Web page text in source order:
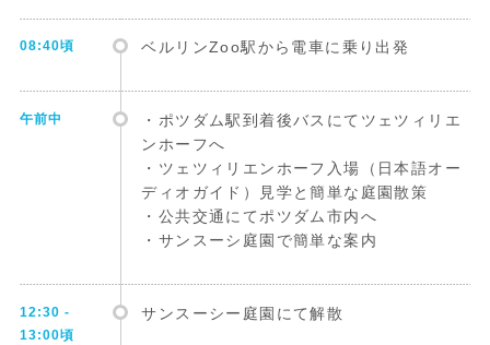
08:40頃 ベルリンZoo駅から電車に乗り出発
午前中
・ポツダム駅到着後バスにてツェツィリエ
ンホーフへ
・ツェツィリエンホーフ入場（日本語オー
ディオガイド）見学と簡単な庭園散策
・公共交通にてポツダム市内へ
・サンスーシ庭園で簡単な案内
12:30 -
13:00頃
サンスーシー庭園にて解散